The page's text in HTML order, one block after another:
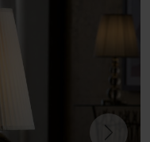
Next